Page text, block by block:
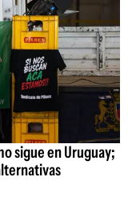
sigue en Uruguay;